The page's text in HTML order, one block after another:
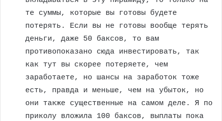
те суммы, которые вы готовы будете
потерять. Если вы не готовы вообще терять
деньги, даже 50 баксов, то вам
противопоказано сюда инвестировать, так
как тут вы скорее потеряете, чем
заработаете, но шансы на заработок тоже
есть, правда и меньше, чем на убыток, но
они также существенные на самом деле. Я по
приколу вложила 100 баксов, выплаты пока